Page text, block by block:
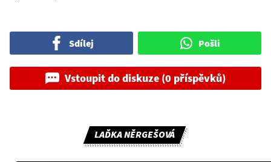
Sdílej Pošli
Vstoupit do diskuze (0 příspěvků)
LAĎKA NĚRGEŠOVÁ